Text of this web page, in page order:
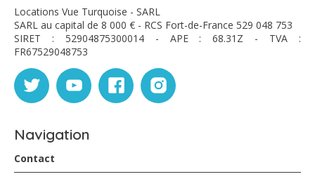
Nous avons passé un agréable séjour à Vue turquoise
dans un cadre vraiment magnifique. Nous avons
divinement été accueillis par Martine qui nous a de suite
d'être vraiment très à l'aise. Les locaux d'une propreté
irréprochable est à signaler. Proche des premières
plages, celle des surfeurs notamment permet de s'y
randonnée de la presqu'île de la Caravelle en partant
directement de la maison. Je remercie Jean-Marc et
Karine sans oublier Martine de nous avoir rendu le
séjour très agréable.
Locations Vue Turquoise - SARL
SARL au capital de 8 000 € - RCS Fort-de-France 529 048 753
SIRET : 52904875300014 - APE : 68.31Z - TVA :
FR67529048753
Navigation
Contact